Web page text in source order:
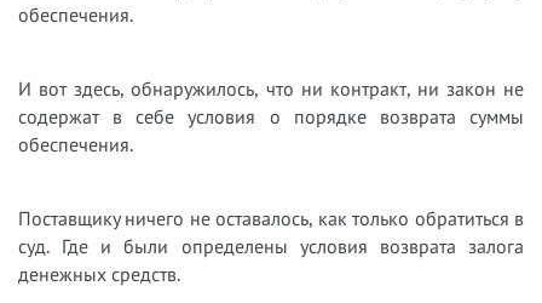
обеспечения.
И вот здесь, обнаружилось, что ни контракт, ни закон не
содержат в себе условия о порядке возврата суммы
обеспечения.
Поставщику ничего не оставалось, как только обратиться в
суд. Где и были определены условия возврата залога
денежных средств.